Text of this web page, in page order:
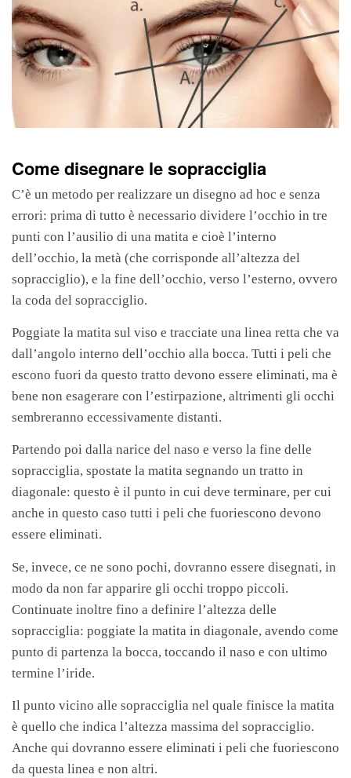
Come disegnare le sopracciglia
C’è un metodo per realizzare un disegno ad hoc e senza
errori: prima di tutto è necessario dividere l’occhio in tre
punti con l’ausilio di una matita e cioè l’interno
dell’occhio, la metà (che corrisponde all’altezza del
sopracciglio), e la fine dell’occhio, verso l’esterno, ovvero
la coda del sopracciglio.
Poggiate la matita sul viso e tracciate una linea retta che va
dall’angolo interno dell’occhio alla bocca. Tutti i peli che
escono fuori da questo tratto devono essere eliminati, ma è
bene non esagerare con l’estirpazione, altrimenti gli occhi
sembreranno eccessivamente distanti.
Partendo poi dalla narice del naso e verso la fine delle
sopracciglia, spostate la matita segnando un tratto in
diagonale: questo è il punto in cui deve terminare, per cui
anche in questo caso tutti i peli che fuoriescono devono
essere eliminati.
Se, invece, ce ne sono pochi, dovranno essere disegnati, in
modo da non far apparire gli occhi troppo piccoli.
Continuate inoltre fino a definire l’altezza delle
sopracciglia: poggiate la matita in diagonale, avendo come
punto di partenza la bocca, toccando il naso e con ultimo
termine l’iride.
Il punto vicino alle sopracciglia nel quale finisce la matita
è quello che indica l’altezza massima del sopracciglio.
Anche qui dovranno essere eliminati i peli che fuoriescono
da questa linea e non altri.